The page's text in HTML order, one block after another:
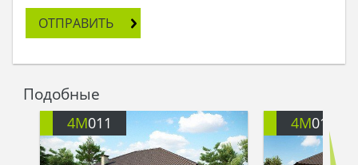
вот оно, - и он указал на глобус. – Я не делю
землю на хорошие и плохие места, на
карту мира и кину кости. Там, где они упадут,
вырастет новый дом.
Друзья не сдержались и принялись
аплодировать. Они знали Алекса с детства,
росли вместе, и теперь они были уверены, что
дом их близкого друга вырастет рядом с ними…
ОТПРАВИТЬ
Подобные
4M011 4M011B